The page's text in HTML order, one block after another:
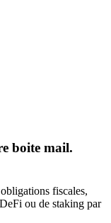
boite mail.
fiscales,
ou de staking par